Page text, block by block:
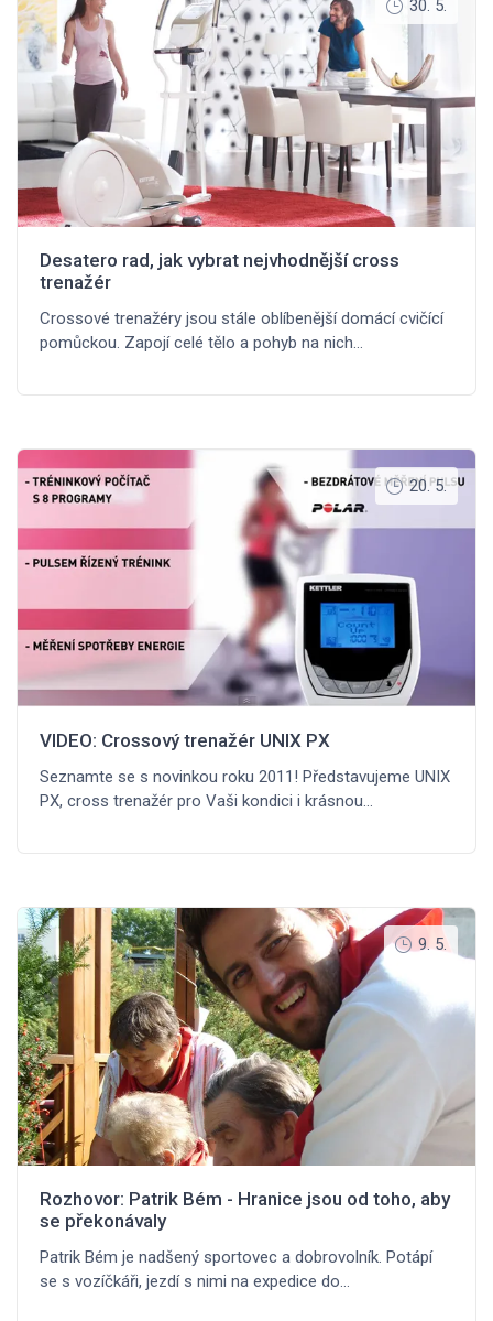
30. 5.
Desatero rad, jak vybrat nejvhodnější cross
trenažér
Crossové trenažéry jsou stále oblíbenější domácí cvičící
pomůckou. Zapojí celé tělo a pohyb na nich…
20. 5.
VIDEO: Crossový trenažér UNIX PX
Seznamte se s novinkou roku 2011! Představujeme UNIX
PX, cross trenažér pro Vaši kondici i krásnou…
9. 5.
Rozhovor: Patrik Bém - Hranice jsou od toho, aby
se překonávaly
Patrik Bém je nadšený sportovec a dobrovolník. Potápí
se s vozíčkáři, jezdí s nimi na expedice do…